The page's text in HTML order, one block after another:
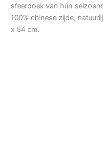
sfeerdoek van hun
100% chinese zijde,
x 54 cm.